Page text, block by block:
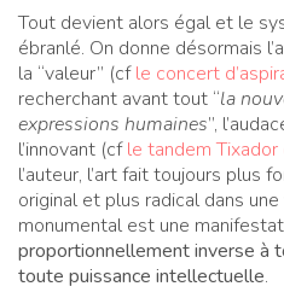
Tout devient alors égal et le
ébranlé. On donne désormais
la “valeur” (cfle concert
recherchant avant tout “la
expressions humaines”,
l’innovant (cfle tandem
l’auteur, l’art fait toujours plus
original et plus radical dans une
monumental est une
proportionnellement inverse à
toute puissance intellectuelle.